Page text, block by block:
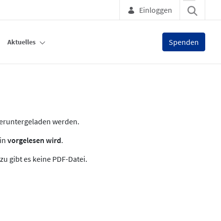
Einloggen
Aktuelles Spenden
werden.
vorgelesen wird.
gibt es keine PDF-Datei.